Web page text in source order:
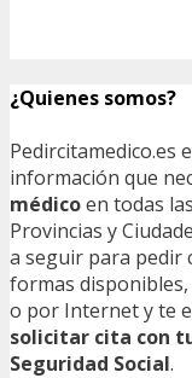
¿Quienes somos?
Pedircitamedico.es
información que
médicoen todas
Provincias y
a seguir para pedir
formas
o por Internet y te
solicitar cita con
Seguridad Social.